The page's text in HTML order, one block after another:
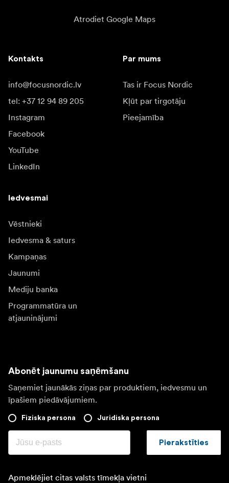
Atrodiet Google Maps
Kontakts
info@focusnordic.lv
tel: +37 12 94 89 205
Instagram
Facebook
YouTube
LinkedIn
Par mums
Tas ir Focus Nordic
Kļūt par tirgotāju
Pieejamība
Iedvesmai
Vēstnieki
Iedvesma & saturs
Kampaņas
Jaunumi
Mediju banka
Programmatūra un
atjauninājumi
Abonēt jaunumu saņēmšanu
Saņemiet jaunākās ziņas par produktiem, iedvesmu un
īpašiem piedāvājumiem.
Fiziska persona Juridiska persona
Pierakstīties
Apmeklējiet citas valsts tīmekļa vietni